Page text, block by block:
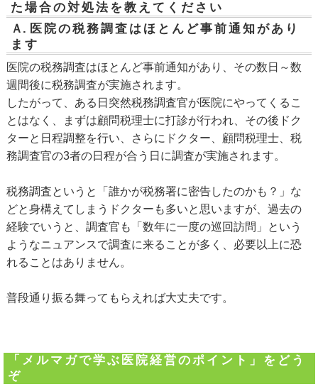
た場合の対処法を教えてください
Ａ. 医院の税務調査はほとんど事前通知があり
ます
医院の税務調査はほとんど事前通知があり、その数日～数
週間後に税務調査が実施されます。
したがって、ある日突然税務調査官が医院にやってくるこ
とはなく、まずは顧問税理士に打診が行われ、その後ドク
ターと日程調整を行い、さらにドクター、顧問税理士、税
務調査官の3者の日程が合う日に調査が実施されます。
税務調査というと「誰かが税務署に密告したのかも？」な
どと身構えてしまうドクターも多いと思いますが、過去の
経験でいうと、調査官も「数年に一度の巡回訪問」という
ようなニュアンスで調査に来ることが多く、必要以上に恐
れることはありません。
普段通り振る舞ってもらえれば大丈夫です。
「メルマガで学ぶ医院経営のポイント」をどう
ぞ